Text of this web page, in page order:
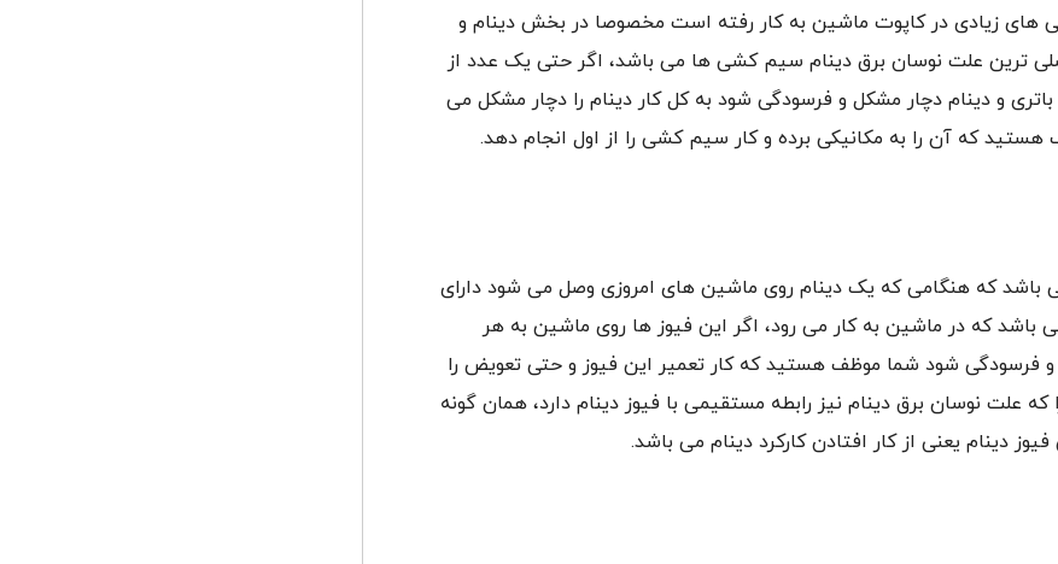
های زیادی در کاپوت ماشین به کار رفته است مخصوصا در بخش دینام و
ترین علت نوسان برق دینام سیم کشی ها می باشد، اگر حتی یک عدد از
و دینام دچار مشکل و فرسودگی شود به کل کار دینام را دچار مشکل می
که آن را به مکانیکی برده و کار سیم کشی را از اول انجام دهد.
باشد که هنگامی که یک دینام روی ماشین های امروزی وصل می شود دارای
که در ماشین به کار می رود، اگر این فیوز ها روی ماشین به هر
و فرسودگی شود شما موظف هستید که کار تعمیر این فیوز و حتی تعویض را
که علت نوسان برق دینام نیز رابطه مستقیمی با فیوز دینام دارد، همان گونه
دینام یعنی از کار افتادن کارکرد دینام می باشد.